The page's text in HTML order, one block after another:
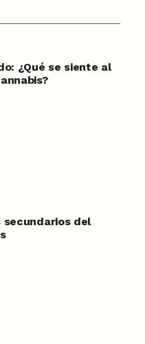
¿Qué se siente al
secundarios del